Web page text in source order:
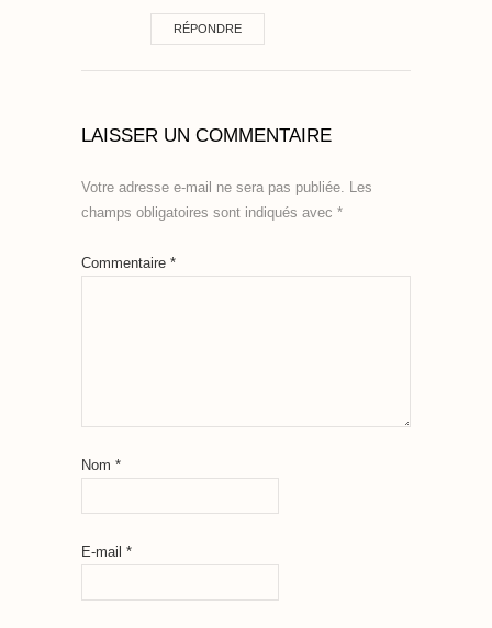
RÉPONDRE
LAISSER UN COMMENTAIRE
Votre adresse e-mail ne sera pas publiée. Les
champs obligatoires sont indiqués avec *
Commentaire *
Nom *
E-mail *